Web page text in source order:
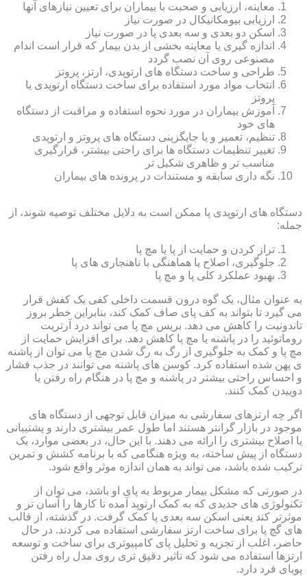
معاینه، ارزیابی و صحبت با بیماران برای تعیین نیازهای آنها
ارزیابی بیومکانیکال در صورت نیاز
اسکن دو بعدی و سه بعدی پا در صورت نیاز
اندازه گیری یا معاینه بخشی از بدن بیمار که قرار است اندام
مصنوعی روی آن نصب گردد
طراحی و ساخت دستگاه های ارتوپدی، ارتز، پروتز
انتخاب مواد مورد استفاده برای ساخت دستگاه ارتوپدی یا
پروتز
آموزش بیماران در مورد نحوه استفاده و مراقبت از دستگاه
های خود
تنظیم، تعمیر و یا جایگزینی دستگاه های پروتز و ارتوپدی
تغییر تنظیمات دستگاه ها برای راحتی بیشتر، قرارگیری
مناسب تر و ظاهری شکیل تر
نگه داری سابقه و مستندات در پرونده های بیماران
دستگاه های ارتوپدی پا ممکن است به دلایل مختلف توصیه شوند، از
جمله:
تراز کردن و حمایت از پا یا مچ پا
جلوگیری، اصلاح یا هماهنگی با ناهنجاری های پا
بهبود عملکرد کلی پا و مچ پا
به عنوان مثال، یک گوه درون قسمت داخلی کفی یک کفش قرار
می گیرد تا بتواند به کف پای صاف کمک کند، بنابراین خطر بروز
تاندونیت را کاهش می دهد. بریس مچ پا می تواند درد آرتریت
روماتوئید را در پاشنه یا مچ پا کاهش دهد. برای افزایش حمایت از
مچ پا و کمک به جلوگیری از رگ به رگ شدن مچ پا می توان از پاشنه
ی پهن شده استفاده کرد. کوسن های پاشنه می توانند در جذب فشار
و احساس راحتی بیشتر در پاشنه و مچ پا در هنگام راه رفتن یا
دوییدن کمک کنند.
اگر چه ارتزهای سفارشی به میزان قابل توجهی از دستگاه های
موجود در بازار گرانتر هستند اما طول عمر بیشتری دارند و پشتیبانی
یا اصلاح بیشتری را ارائه می دهند. با این حال، در بعضی موارد، یک
دستگاه از پیش ساخته، به ویژه هنگامی که با برنامه کشش و تمرین
ترکیب شده باشد، می تواند به همان اندازه موثر واقع شود.
در صورتی که مشکل بیمار مربوط به پای او باشد، می توان از
تکنولوژی های جدیدی که به کمک ارتوپد آمده تا کارها را آسان تر و
موثرتر کند یعنی اسکن سه بعدی پا کمک گرفت. در گذشته، از قالب
های گچ پا برای ساخت ارتز سفارشی استفاده می کردند. در حال
حاضر، اغلب از تجزیه و تحلیل پای کامپیوتری برای ساخت و توسعه
ارتزها استفاده می شود که تاثیر دقیق تری روی مدل راه رفتن
پویای فرد دارد.